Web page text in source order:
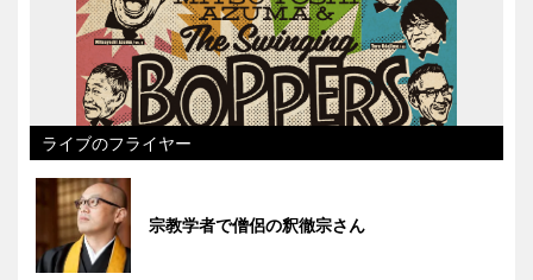
ライブのフライヤー
宗教学者で僧侶の釈徹宗さん